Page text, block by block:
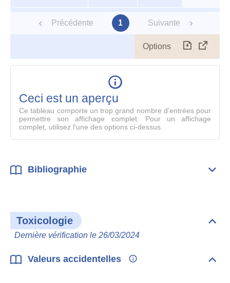
Précédente 1 Suivante
Options
le
Ceci est un aperçu
Ce tableau comporte un trop grand nombre d'entrées pour
permettre son affichage complet. Pour un affichage
complet, utilisez l'une des options ci-dessus.
Bibliographie
Toxicologie
Dernière vérification le 26/03/2024
Valeurs accidentelles